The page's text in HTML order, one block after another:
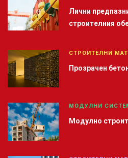
Лични
строителния
СТРОИТЕЛНИ
Прозрачен
МОДУЛНИ
Модулно